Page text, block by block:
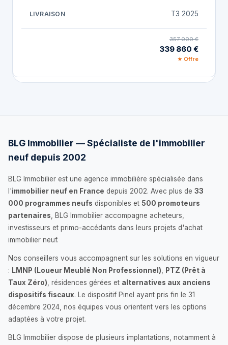
T3 2025
357 000 €
339 860 €
★ Offre
BLG Immobilier — Spécialiste de l'immobilier
neuf depuis 2002
BLG Immobilier est une agence immobilière spécialisée dans
l'immobilier neuf en France depuis 2002. Avec plus de 33
000 programmes neufs disponibles et 500 promoteurs
partenaires , BLG Immobilier accompagne acheteurs,
investisseurs et primo-accédants dans leurs projets d'achat
immobilier neuf.
Nos conseillers vous accompagnent sur les solutions en vigueur
: LMNP (Loueur Meublé Non Professionnel)
PTZ (Prêt à
Taux Zéro) , résidences gérées et alternatives aux anciens
dispositifs fiscaux. Le dispositif Pinel ayant pris fin le 31
décembre 2024, nos équipes vous orientent vers les options
adaptées à votre projet.
BLG Immobilier dispose de plusieurs implantations, notamment à